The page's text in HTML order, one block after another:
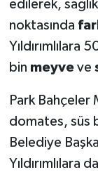
edilerek,
noktasında
Yıldırımlılara
bin meyve ve
Park Bahçeler
domates, süs
Belediye
Yıldırımlılara